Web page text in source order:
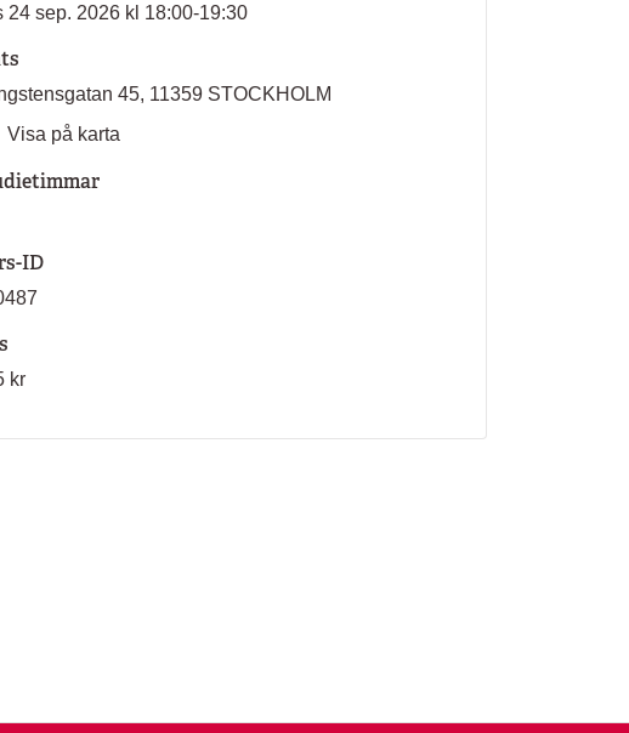
24 sep. 2026 kl 18:00-19:30
45, 11359 STOCKHOLM
Visa på karta
ID
kr